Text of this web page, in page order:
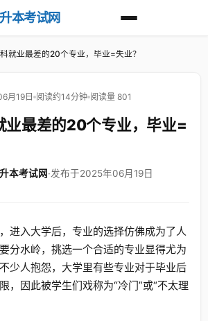
本考试网
就业最差的20个专业，毕业=失业？
月19日 阅读约14分钟 阅读量 801
业最差的20个专业，毕业=
本考试网·发布于2025年06月19日
进入大学后，专业的选择仿佛成为了人
分水岭，挑选一个合适的专业显得尤为
少人抱怨，大学里有些专业对于毕业后
，因此被学生们戏称为“冷门”或“不太理